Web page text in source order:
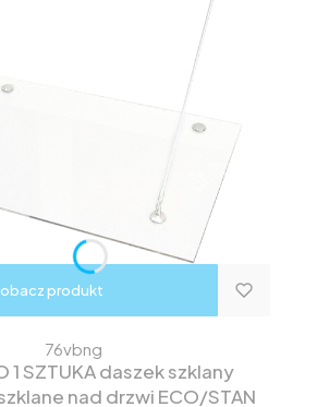
produkt
76vbng
1 SZTUKA daszek szklany
nad drzwi ECO/STAN